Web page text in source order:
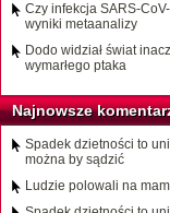
Czy infekcja SARS-
wyniki metaanalizy
Dodo widział świat
wymarłego ptaka
Najnowsze
Spadek dzietności to
można by sądzić
Ludzie polowali na